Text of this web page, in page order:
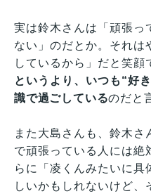
実は鈴木さんは「頑張っ
ない」のだとか。それは
しているから」だと笑
というより、いつも“好
識で過ごしているのだと
また大島さんも、鈴木さ
で頑張っている人には絶
らに「凌くんみたいに具
しいかもしれないけど、